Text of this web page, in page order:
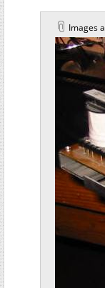
Images